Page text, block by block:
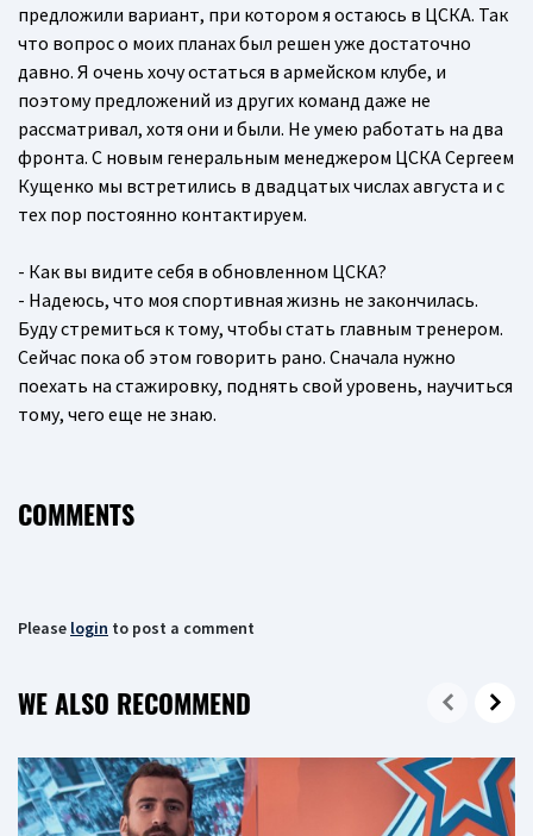
предложили вариант, при котором я остаюсь в ЦСКА. Так
что вопрос о моих планах был решен уже достаточно
давно. Я очень хочу остаться в армейском клубе, и
поэтому предложений из других команд даже не
рассматривал, хотя они и были. Не умею работать на два
фронта. С новым генеральным менеджером ЦСКА Сергеем
Кущенко мы встретились в двадцатых числах августа и с
тех пор постоянно контактируем.
- Как вы видите себя в обновленном ЦСКА?
- Надеюсь, что моя спортивная жизнь не закончилась.
Буду стремиться к тому, чтобы стать главным тренером.
Сейчас пока об этом говорить рано. Сначала нужно
поехать на стажировку, поднять свой уровень, научиться
тому, чего еще не знаю.
COMMENTS
Please login to post a comment
WE ALSO RECOMMEND